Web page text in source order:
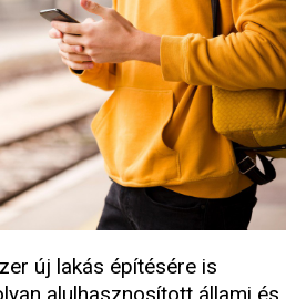
új lakás építésére is